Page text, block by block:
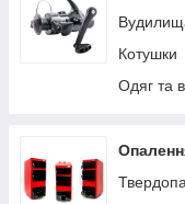
Човники
Лодки
Котушки
Одяг та